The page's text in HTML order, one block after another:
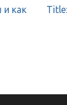
и как